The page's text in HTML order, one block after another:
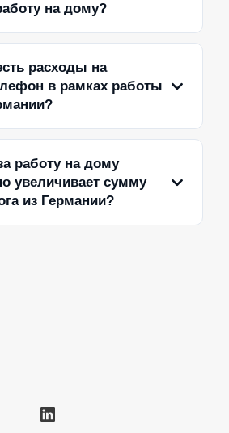
на дому?
расходы на
в рамках работы
работу на дому
увеличивает сумму
из Германии?
LinkedIn